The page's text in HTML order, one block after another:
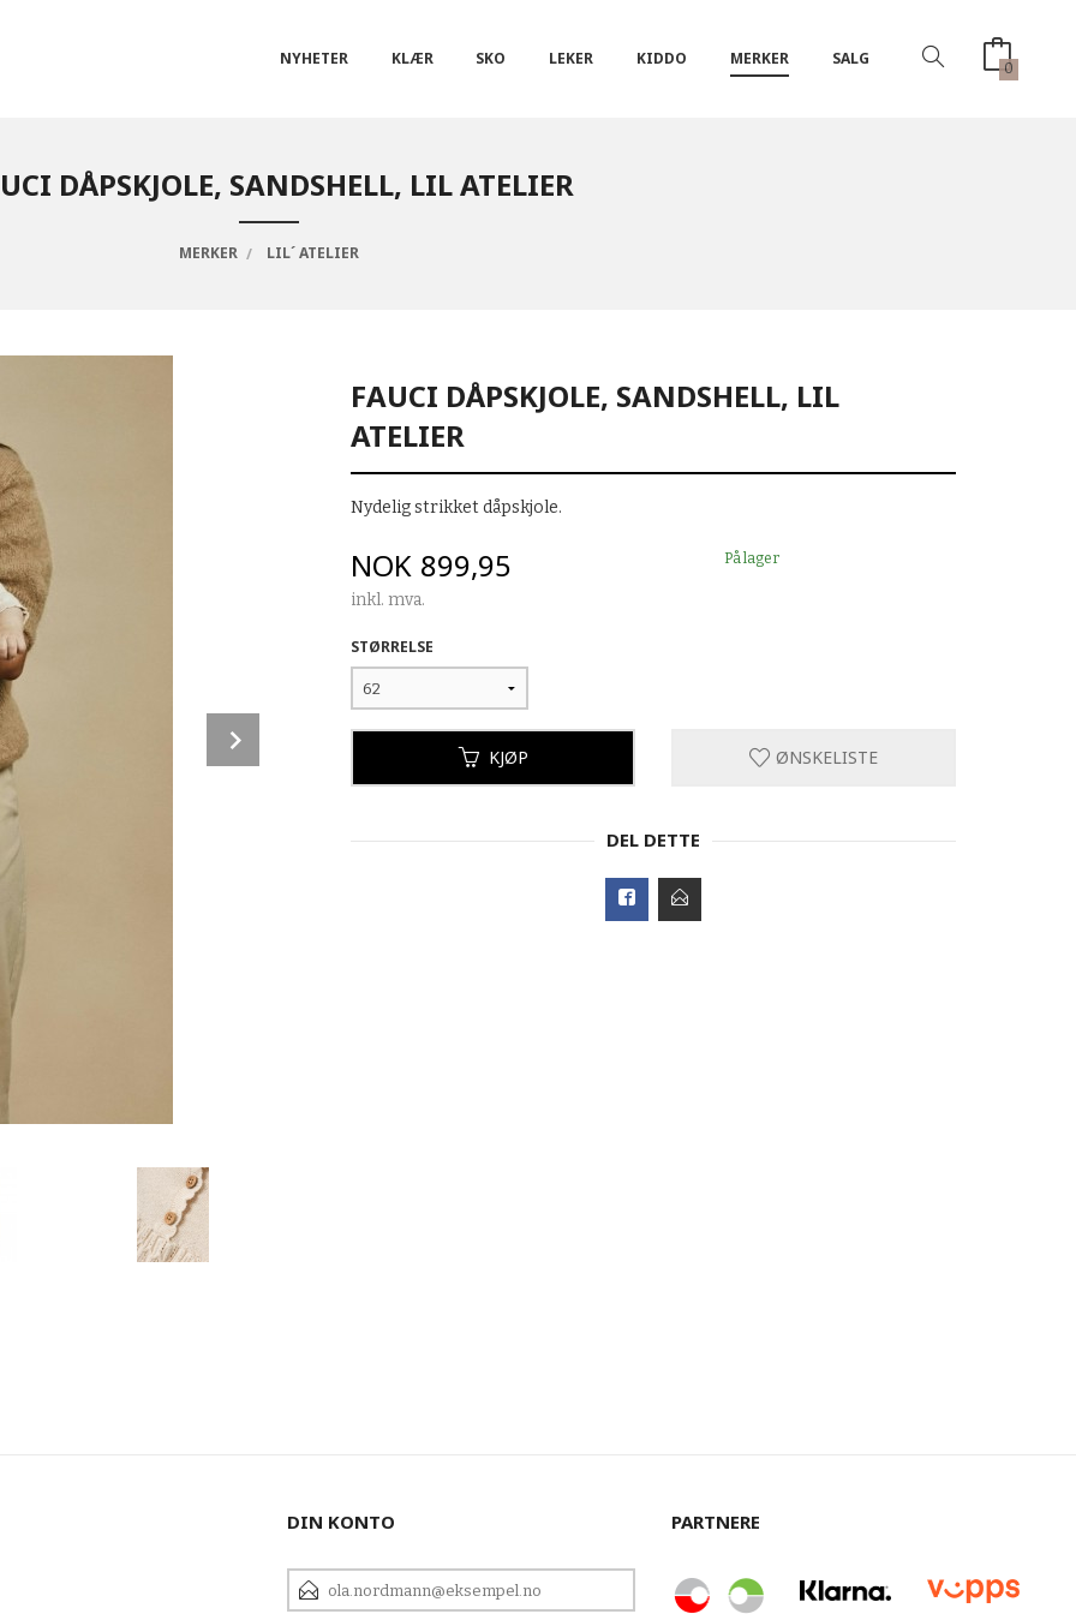
NYHETER KLÆR SKO LEKER KIDDO MERKER SALG 0
DÅPSKJOLE, SANDSHELL, LIL ATELIER
MERKER LIL´ ATELIER
FAUCI DÅPSKJOLE, SANDSHELL, LIL
ATELIER
Nydelig strikket dåpskjole.
Pris
NOK 899,95
inkl. mva.
På lager
STØRRELSE
KJØP ØNSKELISTE
DEL DETTE
DIN KONTO
E-
POSTADRESSE
PARTNERE